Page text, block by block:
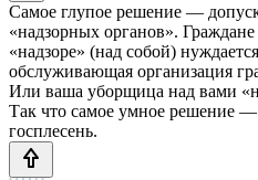
Самое глупое решение —
«надзорных органов».
«надзоре» (над собой)
обслуживающая организация
Или ваша уборщица над вами
Так что самое умное решение
госплесень.